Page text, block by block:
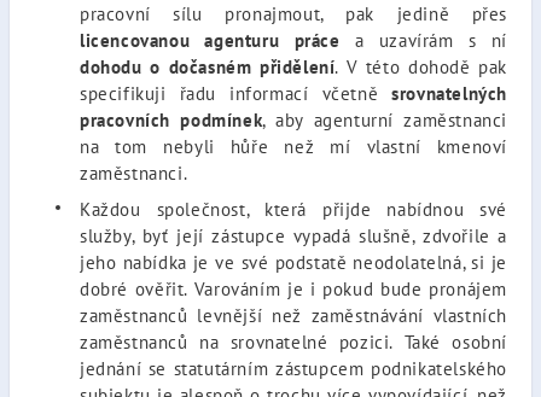
pracovní sílu pronajmout, pak jedině přes
licencovanou agenturu práce a uzavírám s ní
dohodu o dočasném přidělení. V této dohodě pak
specifikuji řadu informací včetněsrovnatelných
pracovních podmínek, aby agenturní zaměstnanci
na tom nebyli hůře než mí vlastní kmenoví
zaměstnanci.
Každou společnost, která přijde nabídnou své
služby, byť její zástupce vypadá slušně, zdvořile a
jeho nabídka je ve své podstatě neodolatelná, si je
dobré ověřit. Varováním je i pokud bude pronájem
zaměstnanců levnější než zaměstnávání vlastních
zaměstnanců na srovnatelné pozici. Také osobní
jednání se statutárním zástupcem podnikatelského